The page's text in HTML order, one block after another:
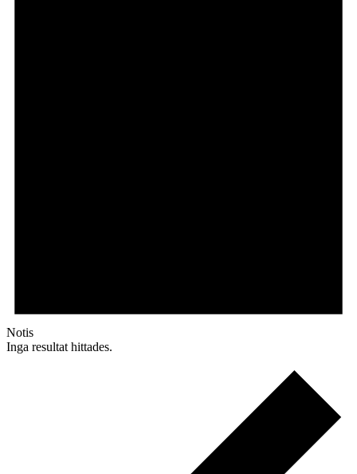
Notis
Inga resultat hittades.